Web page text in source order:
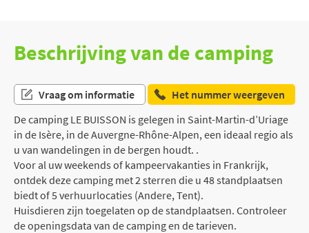
Beschrijving van de camping
Vraag om informatie
Het nummer weergeven
De camping LE BUISSON is gelegen in Saint-Martin-d’Uriage
in de Isère, in de Auvergne-Rhône-Alpen, een ideaal regio als
u van wandelingen in de bergen houdt. .
Voor al uw weekends of kampeervakanties in Frankrijk,
ontdek deze camping met 2 sterren die u 48 standplaatsen
biedt of 5 verhuurlocaties (Andere, Tent).
Huisdieren zijn toegelaten op de standplaatsen. Controleer
de openingsdata van de camping en de tarieven.